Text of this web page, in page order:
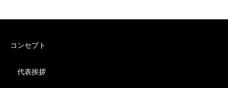
コンセプト
代表挨拶